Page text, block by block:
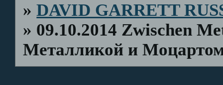
»DAVID GARRETT
» 09.10.2014 Zwischen
Металликой и